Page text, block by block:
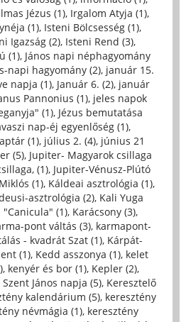
Jézus (1), Irgalom Atyja (1),
(1), Isteni Bölcsesség (1),
Igazság (2), Isteni Rend (3),
(1), János napi néphagyomány
napi hagyomány (2), január 15.
napja (1), Január 6. (2), január
Pannonius (1), jeles napok
(1), Jézus bemutatása
nap-éj egyenlőség (1),
(1), július 2. (4), június 21
(5), Jupiter- Magyarok csillaga
(1), Jupiter-Vénusz-Plútó
(1), Káldeai asztrológia (1),
asztrológia (2), Kali Yuga
"Canicula" (1), Karácsony (3),
pont váltás (3), karmapont-
- kvadrát Szat (1), Kárpát-
(1), Kedd asszonya (1), kelet
, kenyér és bor (1), Kepler (2),
János napja (5), Keresztelő
kalendárium (5), keresztény
névmágia (1), keresztény